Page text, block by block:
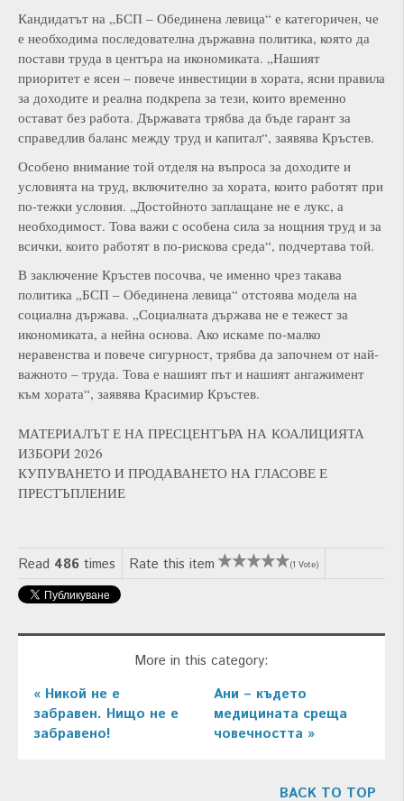
Кандидатът на „БСП – Обединена левица“ е категоричен, че
е необходима последователна държавна политика, която да
постави труда в центъра на икономиката. „Нашият
приоритет е ясен – повече инвестиции в хората, ясни правила
за доходите и реална подкрепа за тези, които временно
остават без работа. Държавата трябва да бъде гарант за
справедлив баланс между труд и капитал“, заявява Кръстев.
Особено внимание той отделя на въпроса за доходите и
условията на труд, включително за хората, които работят при
по-тежки условия. „Достойното заплащане не е лукс, а
необходимост. Това важи с особена сила за нощния труд и за
всички, които работят в по-рискова среда“, подчертава той.
В заключение Кръстев посочва, че именно чрез такава
политика „БСП – Обединена левица“ отстоява модела на
социална държава. „Социалната държава не е тежест за
икономиката, а нейна основа. Ако искаме по-малко
неравенства и повече сигурност, трябва да започнем от най-
важното – труда. Това е нашият път и нашият ангажимент
към хората“, заявява Красимир Кръстев.
МАТЕРИАЛЪТ Е НА ПРЕСЦЕНТЪРА НА КОАЛИЦИЯТА
ИЗБОРИ 2026
КУПУВАНЕТО И ПРОДАВАНЕТО НА ГЛАСОВЕ Е
ПРЕСТЪПЛЕНИЕ
Read 486 times Rate this item (1 Vote)
More in this category:
« Никой не е
забравен. Нищо не е
забравено!
Ани – където
медицината среща
човечността »
BACK TO TOP